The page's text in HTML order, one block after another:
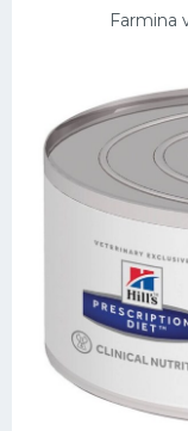
Farmina